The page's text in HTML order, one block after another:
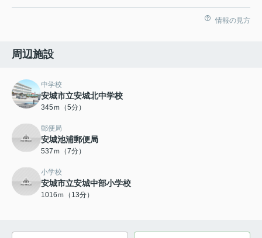
情報の見方
周辺施設
中学校
安城市立安城北中学校
345ｍ（5分）
郵便局
安城池浦郵便局
537ｍ（7分）
小学校
安城市立安城中部小学校
1016ｍ（13分）